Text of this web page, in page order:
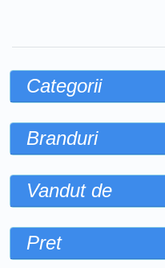
Categorii
Branduri
Vandut de
Pret